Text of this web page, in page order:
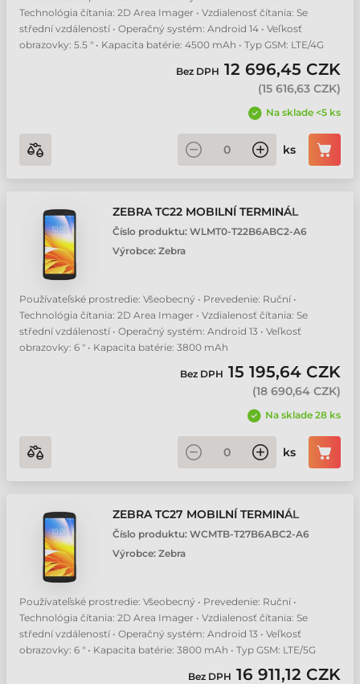
NewLand MT37 mobilní terminál
Newland MT90 Orca mobilní terminál
Newland MT93 Megattera Pro mobilní terminál
Unitech EA520 mobilní terminál
Zebra EC50 mobilní terminál
Zebra EC55 mobilní terminál
Zebra MC2200 mobilní terminál
Technológia čítania: 2D Area Imager • Vzdialenosť čítania: Se
střední vzdáleností • Operačný systém: Android 14 • Veľkosť
obrazovky: 5.5 " • Kapacita batérie: 4500 mAh • Typ GSM: LTE/4G
Bez DPH 12 696,45 CZK
(15 616,63 CZK)
Na sklade <5 ks
ks
ZEBRA TC22 MOBILNÍ TERMINÁL
Číslo produktu: WLMT0-T22B6ABC2-A6
Výrobce: Zebra
Používateľské prostredie: Všeobecný • Prevedenie: Ruční •
Technológia čítania: 2D Area Imager • Vzdialenosť čítania: Se
střední vzdáleností • Operačný systém: Android 13 • Veľkosť
obrazovky: 6 " • Kapacita batérie: 3800 mAh
Bez DPH 15 195,64 CZK
(18 690,64 CZK)
Na sklade 28 ks
ks
ZEBRA TC27 MOBILNÍ TERMINÁL
Číslo produktu: WCMTB-T27B6ABC2-A6
Výrobce: Zebra
Používateľské prostredie: Všeobecný • Prevedenie: Ruční •
Technológia čítania: 2D Area Imager • Vzdialenosť čítania: Se
střední vzdáleností • Operačný systém: Android 13 • Veľkosť
obrazovky: 6 " • Kapacita batérie: 3800 mAh • Typ GSM: LTE/5G
Bez DPH 16 911,12 CZK